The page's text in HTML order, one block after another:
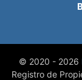
© 2020 - 2026
Registro de